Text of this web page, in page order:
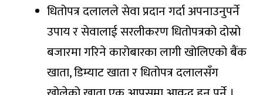
धितोपत्र दलालले सेवा प्रदान गर्दा अपनाउनुपर्ने
उपाय र सेवालाई सरलीकरण धितोपत्रको दोस्रो
बजारमा गरिने कारोबारका लागी खोलिएको बैंक
खाता, डिम्याट खाता र धितोपत्र दलालसँग